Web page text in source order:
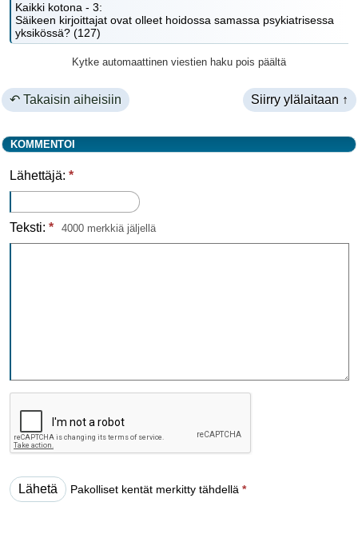
Kaikki kotona - 3:
Säikeen kirjoittajat ovat olleet hoidossa samassa psykiatrisessa
yksikössä? (127)
Kytke automaattinen viestien haku pois päältä
↶ Takaisin aiheisiin Siirry ylälaitaan ↑
KOMMENTOI
Lähettäjä: *
Teksti: * 4000 merkkiä jäljellä
Pakolliset kentät merkitty tähdellä *